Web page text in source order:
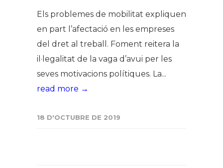
Els problemes de mobilitat expliquen
en part l’afectació en les empreses
del dret al treball. Foment reitera la
il·legalitat de la vaga d’avui per les
seves motivacions polítiques. La...
read more →
18 D'OCTUBRE DE 2019